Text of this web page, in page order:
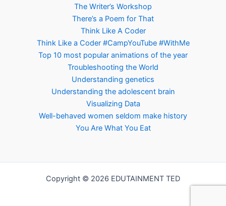
The Writer’s Workshop
There’s a Poem for That
Think Like A Coder
Think Like a Coder #CampYouTube #WithMe
Top 10 most popular animations of the year
Troubleshooting the World
Understanding genetics
Understanding the adolescent brain
Visualizing Data
Well-behaved women seldom make history
You Are What You Eat
Copyright © 2026 EDUTAINMENT TED